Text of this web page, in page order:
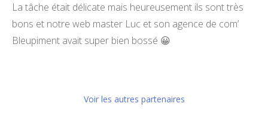
La tâche était délicate mais heureusement ils sont très
bons et notre web master Luc et son agence de com’
Bleupiment avait super bien bossé 😀
Voir les autres partenaires